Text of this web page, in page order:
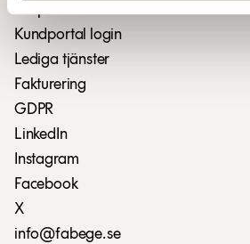
Skapa serviceärende
Kundportal login
Lediga tjänster
Fakturering
GDPR
LinkedIn
Instagram
Facebook
X
info@fabege.se